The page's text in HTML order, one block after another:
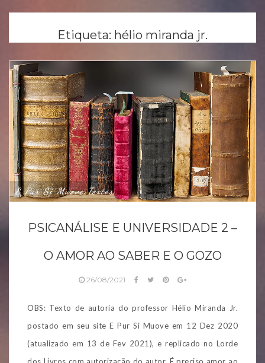
Etiqueta: hélio miranda jr.
E Pur Si Muove,Textos
PSICANÁLISE E UNIVERSIDADE 2 –
O AMOR AO SABER E O GOZO
26/08/2021
OBS: Texto de autoria do professor Hélio Miranda Jr.
postado em seu site E Pur Si Muove em 12 Dez 2020
(atualizado em 13 de Fev 2021), e replicado no Lorde